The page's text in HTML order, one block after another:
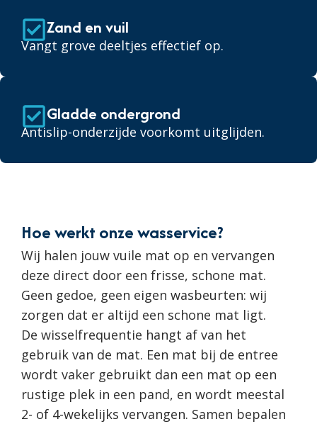
Zand en vuil
Vangt grove deeltjes effectief op.
Gladde ondergrond
Antislip-onderzijde voorkomt uitglijden.
Hoe werkt onze wasservice?
Wij halen jouw vuile mat op en vervangen
deze direct door een frisse, schone mat.
Geen gedoe, geen eigen wasbeurten: wij
zorgen dat er altijd een schone mat ligt.
De wisselfrequentie hangt af van het
gebruik van de mat. Een mat bij de entree
wordt vaker gebruikt dan een mat op een
rustige plek in een pand, en wordt meestal
2- of 4-wekelijks vervangen. Samen bepalen